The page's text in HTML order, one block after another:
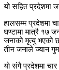
यो सहित प्रदेशमा
हालसम्म प्रदेशमा
घण्टामा मात्रै १७
जनाको मृत्यु भएको
तीन जनाले ज्यान
यो संगै प्रदेशमा